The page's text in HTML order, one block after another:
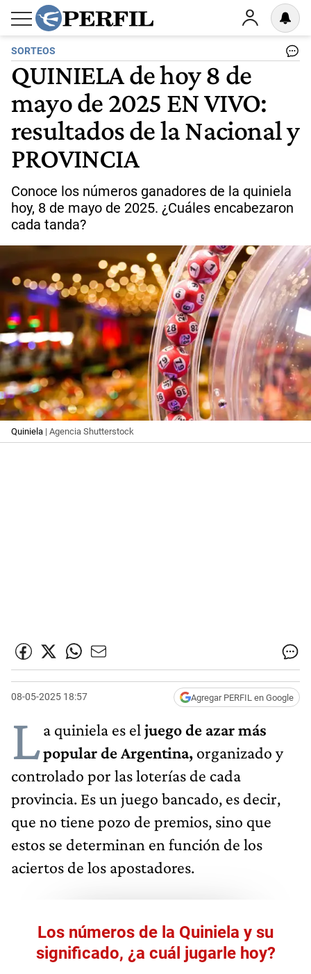
SORTEOS
QUINIELA de hoy 8 de
mayo de 2025 EN VIVO:
resultados de la Nacional y
PROVINCIA
Conoce los números ganadores de la quiniela
hoy, 8 de mayo de 2025. ¿Cuáles encabezaron
cada tanda?
Quiniela | Agencia Shutterstock
08-05-2025 18:57 Agregar PERFIL en Google
La quiniela es el juego de azar más
popular de Argentina, organizado y
controlado por las loterías de cada
provincia. Es un juego bancado, es decir,
que no tiene pozo de premios, sino que
estos se determinan en función de los
aciertos de los apostadores.
Los números de la Quiniela y su
significado, ¿a cuál jugarle hoy?